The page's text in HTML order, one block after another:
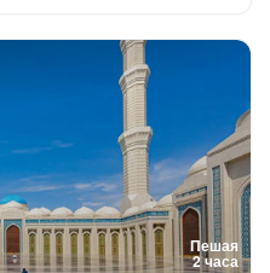
Пешая
2 часа